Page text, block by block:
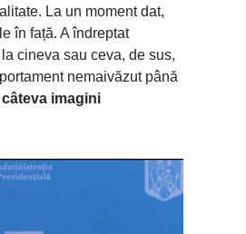
La un moment dat,
în față. A îndreptat
la cineva sau ceva, de sus,
nemaivăzut până
câteva imagini